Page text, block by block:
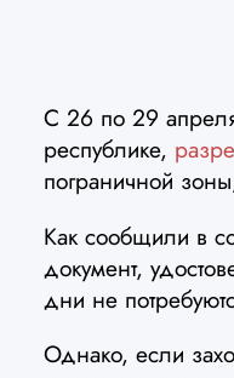
С 26 по 29
республике,
пограничной
Как сообщили в
документ,
дни не
Однако, если